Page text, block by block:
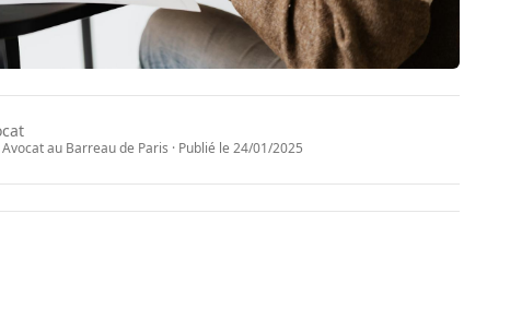
Avocat au Barreau de Paris · Publié le 24/01/2025